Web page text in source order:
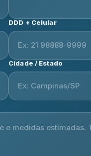
DDD + Celular
Cidade / Estado